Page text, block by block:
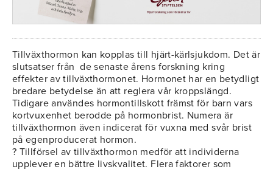
Tillväxthormon kan kopplas till hjärt-kärlsjukdom. Det är
slutsatser från de senaste årens forskning kring
effekter av tillväxthormonet. Hormonet har en betydligt
bredare betydelse än att reglera vår kroppslängd.
Tidigare användes hormontillskott främst för barn vars
kortvuxenhet berodde på hormonbrist. Numera är
tillväxthormon även indicerat för vuxna med svår brist
på egenproducerat hormon.
? Tillförsel av tillväxthormon medför att individerna
upplever en bättre livskvalitet. Flera faktorer som